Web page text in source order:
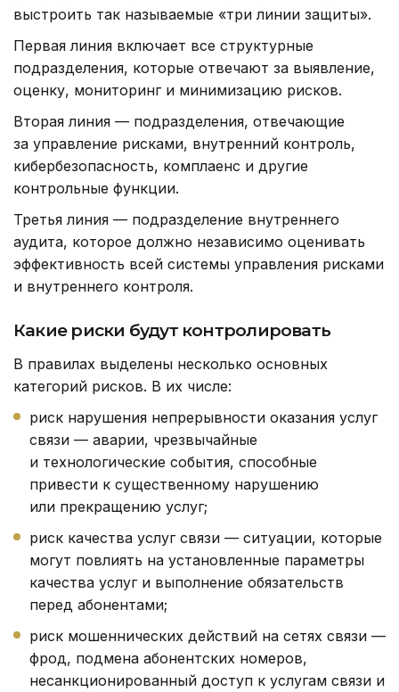
выстроить так называемые «три линии защиты».
Первая линия включает все структурные
подразделения, которые отвечают за выявление,
оценку, мониторинг и минимизацию рисков.
Вторая линия — подразделения, отвечающие
за управление рисками, внутренний контроль,
кибербезопасность, комплаенс и другие
контрольные функции.
Третья линия — подразделение внутреннего
аудита, которое должно независимо оценивать
эффективность всей системы управления рисками
и внутреннего контроля.
Какие риски будут контролировать
В правилах выделены несколько основных
категорий рисков. В их числе:
риск нарушения непрерывности оказания услуг
связи — аварии, чрезвычайные
и технологические события, способные
привести к существенному нарушению
или прекращению услуг;
риск качества услуг связи — ситуации, которые
могут повлиять на установленные параметры
качества услуг и выполнение обязательств
перед абонентами;
риск мошеннических действий на сетях связи —
фрод, подмена абонентских номеров,
несанкционированный доступ к услугам связи и